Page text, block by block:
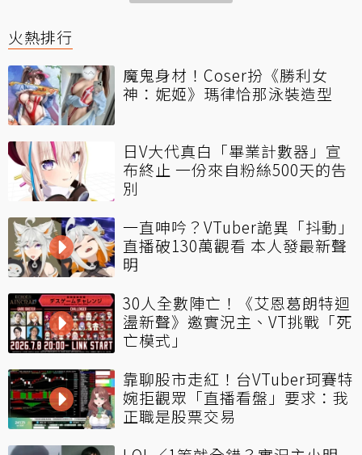
火熱排行
魔鬼身材！Coser扮《勝利女
神：妮姬》瑪律恰那泳裝造型
日V大代真白「畢業計數器」宣
布終止 一份來自粉絲500天的告
別
一直呻吟？VTuber詭異「抖動」
直播破130萬觀看 本人發最新聲
明
30人全數陣亡！《艾恩葛朗特迴
盪新聲》邀實況主、VT挑戰「死
亡模式」
靠聊股市走紅！台VTuber珂賽特
婉拒觀眾「直播看盤」要求：我
正職是股票交易